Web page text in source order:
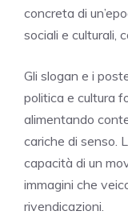
concreta di
sociali e culturali,
Gli slogan e i
politica e cultura
alimentando
cariche di senso.
capacità di un
immagini che
rivendicazioni.